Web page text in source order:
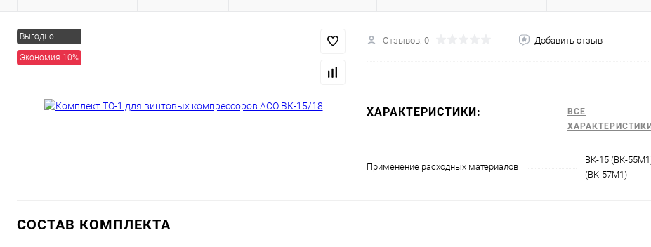
Выгодно!
Экономия 10%
Отзывов: 0 Добавить отзыв
ХАРАКТЕРИСТИКИ:
ВСЕ
ХАРАКТЕРИСТИКИ
Применение расходных материалов
ВК-15 (ВК-
(ВК-57М1)
СОСТАВ КОМПЛЕКТА